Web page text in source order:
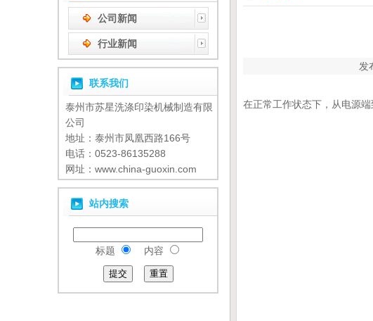
公司新闻
行业新闻
联系我们
泰州市苏星洗涤印染机械制造有限
公司
地址：泰州市凤凰西路166号
电话：0523-86135288
网址：www.china-guoxin.com
站内搜索
标题 内容
发
在正常工作状态下，从电源